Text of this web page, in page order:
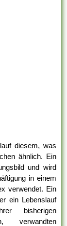
diesem, was
ähnlich. Ein
und wird
in einem
verwendet. Ein
ein Lebenslauf
bisherigen
verwandten